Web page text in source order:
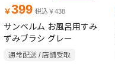
￥399 税込￥438
サンベルム お風呂用すみ
ずみブラシ グレー
通常配送 / 店舗受取